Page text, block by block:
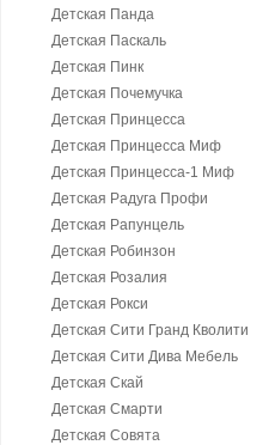
Детская Панда
Детская Паскаль
Детская Пинк
Детская Почемучка
Детская Принцесса
Детская Принцесса Миф
Детская Принцесса-1 Миф
Детская Радуга Профи
Детская Рапунцель
Детская Робинзон
Детская Розалия
Детская Рокси
Детская Сити Гранд Кволити
Детская Сити Дива Мебель
Детская Скай
Детская Смарти
Детская Совята